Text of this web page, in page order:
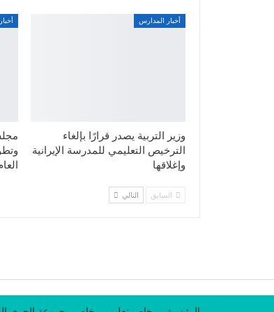
أخبار المدارس
وزير التربية يصدر قرارًا بإلغاء
الترخيص التعليمي للمدرسة الإيرانية
وإغلاقها
السابق التالي